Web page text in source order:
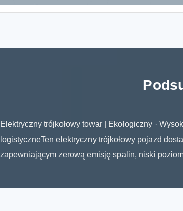
Elektryczny trójkołowy towar | Ekologiczny ·
logistyczneTen elektryczny trójkołowy pojazd
zapewniającym zerową emisję spalin, niski